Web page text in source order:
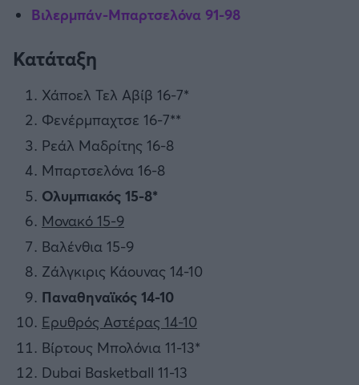
Βιλερμπάν-Μπαρτσελόνα 91-98
Κατάταξη
Χάποελ Τελ Αβίβ 16-7*
Φενέρμπαχτσε 16-7**
Ρεάλ Μαδρίτης 16-8
Μπαρτσελόνα 16-8
Ολυμπιακός 15-8*
Μονακό 15-9
Βαλένθια 15-9
Ζάλγκιρις Κάουνας 14-10
Παναθηναϊκός 14-10
Ερυθρός Αστέρας 14-10
Βίρτους Μπολόνια 11-13*
Dubai Basketball 11-13